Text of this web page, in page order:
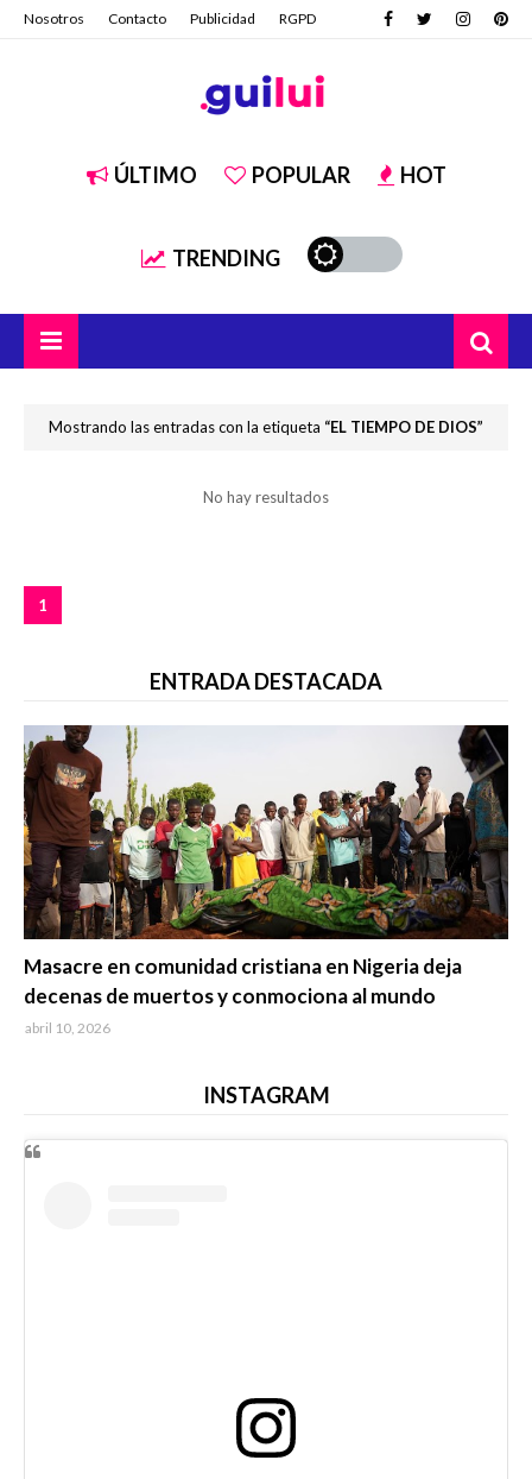
Nosotros Contacto Publicidad RGPD
ÚLTIMO POPULAR HOT
TRENDING
Mostrando las entradas con la etiqueta EL TIEMPO DE DIOS
No hay resultados
1
ENTRADA DESTACADA
Masacre en comunidad cristiana en Nigeria deja
decenas de muertos y conmociona al mundo
abril 10, 2026
INSTAGRAM